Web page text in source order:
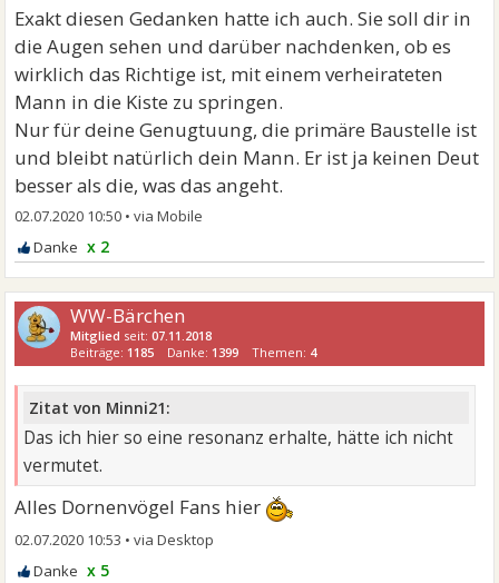
Exakt diesen Gedanken hatte ich auch. Sie soll dir in
die Augen sehen und darüber nachdenken, ob es
wirklich das Richtige ist, mit einem verheirateten
Mann in die Kiste zu springen.
Nur für deine Genugtuung, die primäre Baustelle ist
und bleibt natürlich dein Mann. Er ist ja keinen Deut
besser als die, was das angeht.
02.07.2020 10:50 •
x 2
WW-Bärchen
Mitglied seit:07.11.2018
Beiträge: 1185 Danke: 1399 Themen: 4
Zitat von Minni21:
Das ich hier so eine resonanz erhalte, hätte ich nicht
vermutet.
Alles Dornenvögel Fans hier
02.07.2020 10:53 •
x 5